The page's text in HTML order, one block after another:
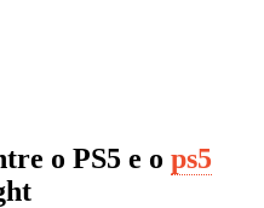
o PS5 e o ps5